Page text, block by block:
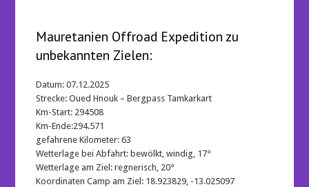
Mauretanien Offroad Expedition zu
unbekannten Zielen:
Datum: 07.12.2025
Strecke: Oued Hnouk – Bergpass Tamkarkart
Km-Start: 294508
Km-Ende:294.571
gefahrene Kilometer: 63
Wetterlage bei Abfahrt: bewölkt, windig, 17°
Wetterlage am Ziel: regnerisch, 20°
Koordinaten Camp am Ziel: 18.923829, -13.025097